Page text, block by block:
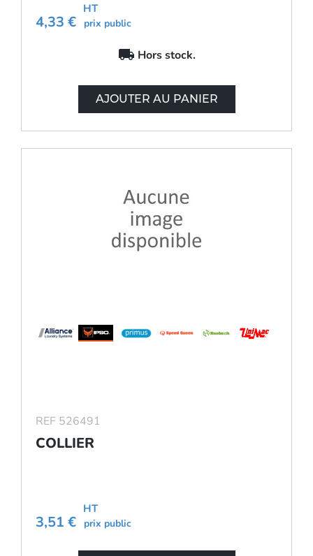
4,33 €
HT
prix public
local_shipping Hors stock.
AJOUTER AU PANIER
REF 526491
COLLIER
3,51 €
HT
prix public